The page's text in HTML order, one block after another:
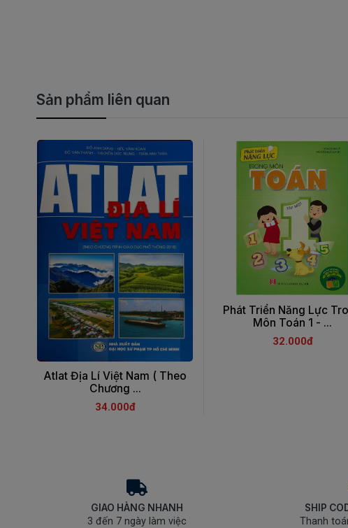
Sản phẩm liên quan
Atlat Địa Lí Việt Nam ( Theo
Chương ...
34.000đ
Phát Triển Năng Lực
Môn Toán 1 - ...
32.000đ
GIAO HÀNG NHANH
3 đến 7 ngày làm việc
SHIP
Thanh